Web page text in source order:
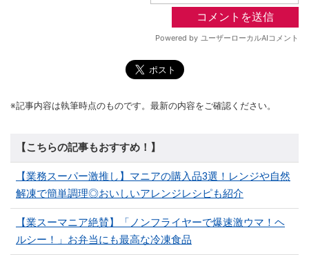
※記事内容は執筆時点のものです。最新の内容をご確認ください。
【こちらの記事もおすすめ！】
【業務スーパー激推し】マニアの購入品3選！レンジや自然
解凍で簡単調理◎おいしいアレンジレシピも紹介
【業スーマニア絶賛】「ノンフライヤーで爆速激ウマ！ヘ
ルシー！」お弁当にも最高な冷凍食品